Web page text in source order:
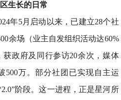
生长的日常
年5月启动以来，已建立28个社
余场（业主自发组织活动达60%
获政府及同行参访20余次，媒体
500万。部分社团已实现自主运
阶段。这一进程，正是星河所